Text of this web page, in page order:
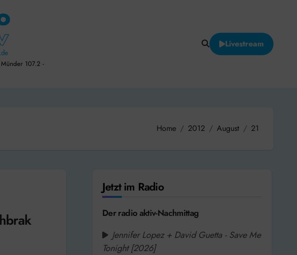
107.2 -
Livestream
Home 2012 August 21
Jetzt im Radio
Der radio aktiv-Nachmittag
Jennifer Lopez + David Guetta - Save Me
Tonight [2026]